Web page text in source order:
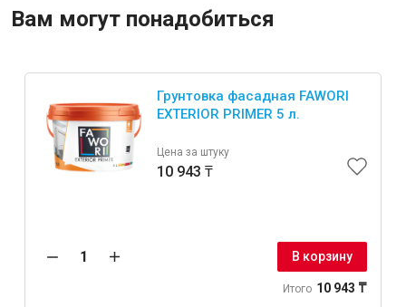
Вам могут понадобиться
Грунтовка фасадная FAWORI
EXTERIOR PRIMER 5 л.
Цена за штуку
10 943 ₸
В корзину
Итого 10 943 ₸
Всё для дома и сада
Товары для бани и сауны
Оборудование для клининга и уборки